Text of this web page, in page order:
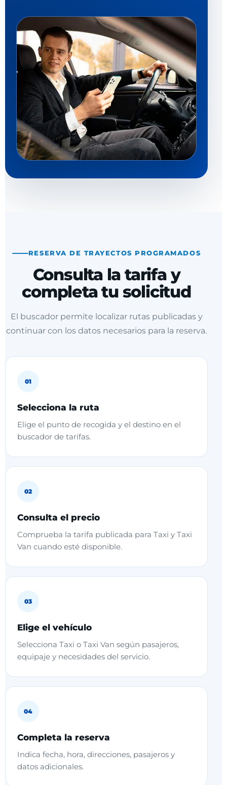
RESERVA DE TRAYECTOS PROGRAMADOS
Consulta la tarifa y
completa tu solicitud
El buscador permite localizar rutas publicadas y
continuar con los datos necesarios para la reserva.
Selecciona la ruta
Elige el punto de recogida y el destino en el
buscador de tarifas.
Consulta el precio
Comprueba la tarifa publicada para Taxi y Taxi
Van cuando esté disponible.
Elige el vehículo
Selecciona Taxi o Taxi Van según pasajeros,
equipaje y necesidades del servicio.
Completa la reserva
Indica fecha, hora, direcciones, pasajeros y
datos adicionales.